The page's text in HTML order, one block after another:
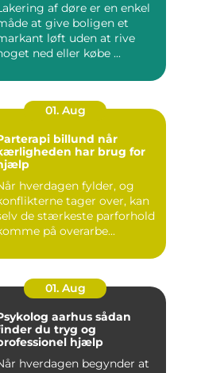
af døre er en enkel
at give boligen et
løft uden at rive
ned eller købe ...
01. Aug
billund når
har brug for
hverdagen fylder, og
tager over, kan
de stærkeste parforhold
på overarbe...
01. Aug
aarhus sådan
du tryg og
hjælp
hverdagen begynder at